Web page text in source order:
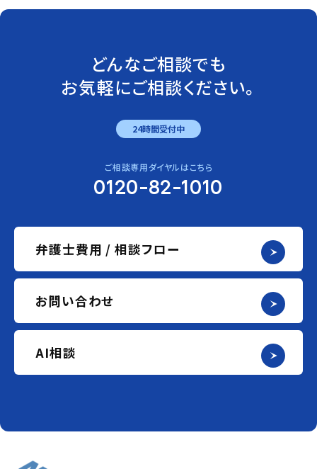
どんなご相談でも
お気軽にご相談ください。
24時間受付中
ご相談専用ダイヤルはこちら
0120-82-1010
弁護士費用 / 相談フロー
お問い合わせ
AI相談